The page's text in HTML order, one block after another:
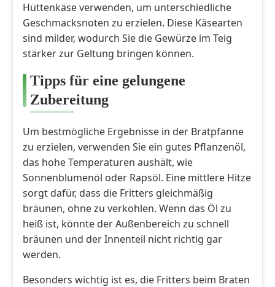
Hüttenkäse verwenden, um unterschiedliche
Geschmacksnoten zu erzielen. Diese Käsearten
sind milder, wodurch Sie die Gewürze im Teig
stärker zur Geltung bringen können.
Tipps für eine gelungene
Zubereitung
Um bestmögliche Ergebnisse in der Bratpfanne
zu erzielen, verwenden Sie ein gutes Pflanzenöl,
das hohe Temperaturen aushält, wie
Sonnenblumenöl oder Rapsöl. Eine mittlere Hitze
sorgt dafür, dass die Fritters gleichmäßig
bräunen, ohne zu verkohlen. Wenn das Öl zu
heiß ist, könnte der Außenbereich zu schnell
bräunen und der Innenteil nicht richtig gar
werden.
Besonders wichtig ist es, die Fritters beim Braten